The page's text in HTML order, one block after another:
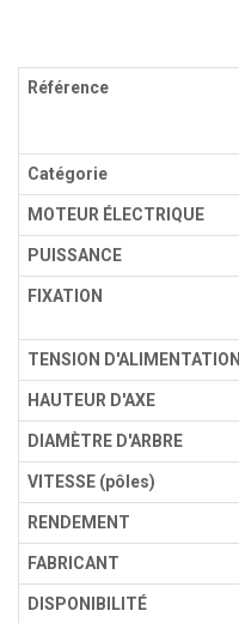
Référence
Catégorie
MOTEUR ÉLECTRIQUE
PUISSANCE
FIXATION
TENSION D'ALIMENTATION
HAUTEUR D'AXE
DIAMÈTRE D'ARBRE
VITESSE (pôles)
RENDEMENT
FABRICANT
DISPONIBILITÉ